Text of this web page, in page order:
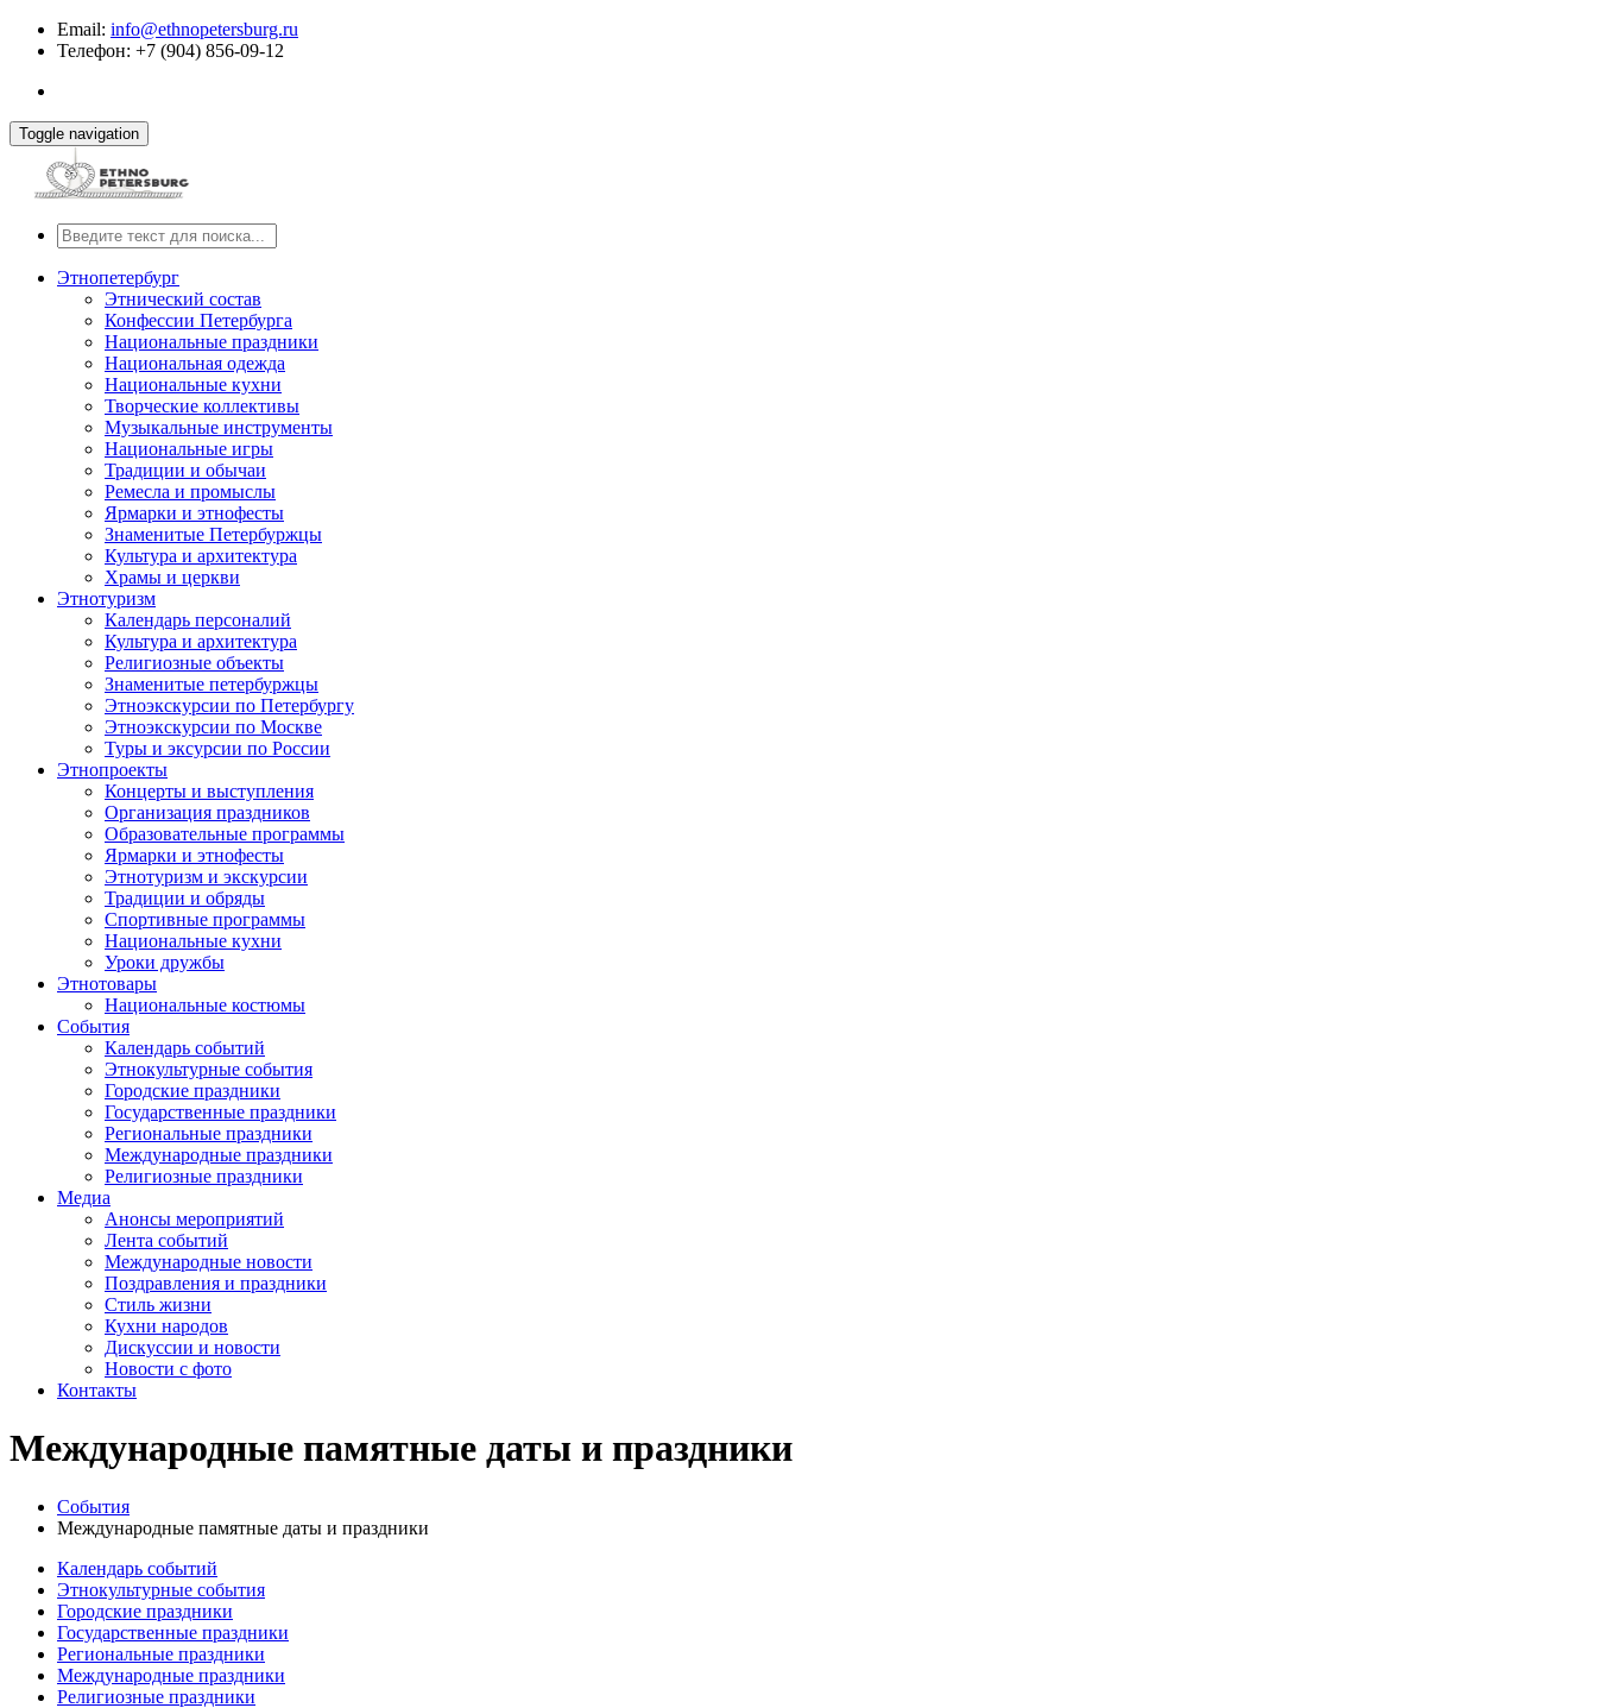
Email: info@ethnopetersburg.ru
Телефон: +7 (904) 856-09-12
Toggle navigation
Этнопетербург
Этнический состав
Конфессии Петербурга
Национальные праздники
Национальная одежда
Национальные кухни
Творческие коллективы
Музыкальные инструменты
Национальные игры
Традиции и обычаи
Ремесла и промыслы
Ярмарки и этнофесты
Знаменитые Петербуржцы
Культура и архитектура
Храмы и церкви
Этнотуризм
Календарь персоналий
Культура и архитектура
Религиозные объекты
Знаменитые петербуржцы
Этноэкскурсии по Петербургу
Этноэкскурсии по Москве
Туры и эксурсии по России
Этнопроекты
Концерты и выступления
Организация праздников
Образовательные программы
Ярмарки и этнофесты
Этнотуризм и экскурсии
Традиции и обряды
Спортивные программы
Национальные кухни
Уроки дружбы
Этнотовары
Национальные костюмы
События
Календарь событий
Этнокультурные события
Городские праздники
Государственные праздники
Региональные праздники
Международные праздники
Религиозные праздники
Медиа
Анонсы мероприятий
Лента событий
Международные новости
Поздравления и праздники
Cтиль жизни
Кухни народов
Дискуссии и новости
Новости с фото
Контакты
Международные памятные даты и праздники
События
Международные памятные даты и праздники
Календарь событий
Этнокультурные события
Городские праздники
Государственные праздники
Региональные праздники
Международные праздники
Религиозные праздники